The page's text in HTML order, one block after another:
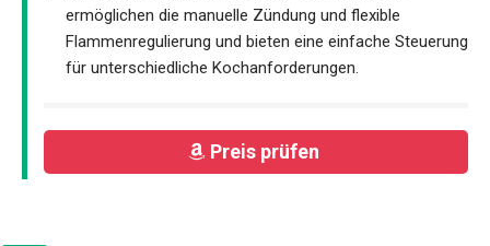
ermöglichen die manuelle Zündung und flexible
Flammenregulierung und bieten eine einfache Steuerung
für unterschiedliche Kochanforderungen.
Preis prüfen